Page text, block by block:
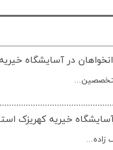
در آسایشگاه خیریه
متخصصین...
خیریه کهریزک
زاده...